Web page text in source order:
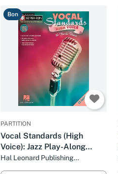
Bon
PARTITION
Vocal Standards (High
Voice): Jazz Play-Along
Volume 129 (Hal Leonard
Jazz Play-Along)
Hal Leonard Publishing